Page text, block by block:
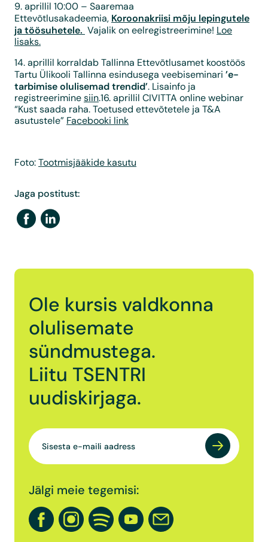
9. aprillil 10:00 – Saaremaa
Ettevõtlusakadeemia, Koroonakriisi mõju lepingutele
ja töösuhetele. Vajalik on eelregistreerimine! Loe
lisaks.
14. aprillil korraldab Tallinna Ettevõtlusamet koostöös
Tartu Ülikooli Tallinna esindusega veebiseminari ’e-
tarbimise olulisemad trendid’. Lisainfo ja
registreerimine siin.16. aprillil CIVITTA online webinar
“Kust saada raha. Toetused ettevõtetele ja T&A
asutustele” Facebooki link
Foto: Tootmisjääkide kasutu
Jaga postitust:
Ole kursis valdkonna
olulisemate
sündmustega.
Liitu TSENTRI
uudiskirjaga.
Jälgi meie tegemisi: